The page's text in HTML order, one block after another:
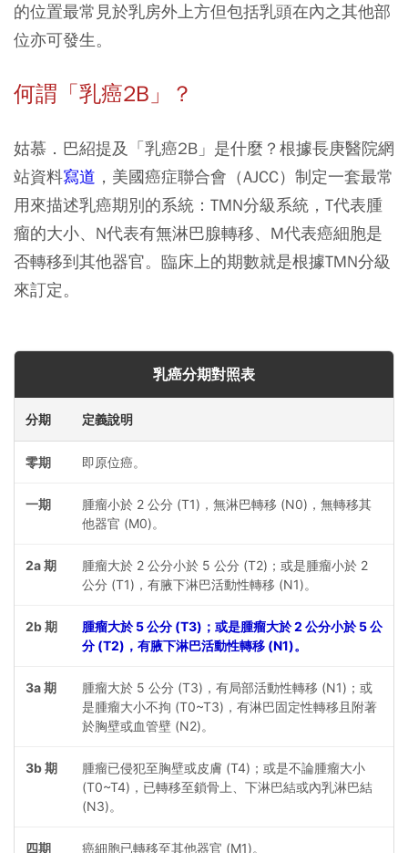
的位置最常見於乳房外上方但包括乳頭在內之其他部
位亦可發生。
何謂「乳癌2B」？
姑慕．巴紹提及「乳癌2B」是什麼？根據長庚醫院網
站資料寫道 ，美國癌症聯合會（AJCC）制定一套最常
用來描述乳癌期別的系統： TMN分級系統，T代表腫
瘤的大小、N代表有無淋巴腺轉移、M代表癌細胞是
否轉移到其他器官。臨床上的期數就是根據TMN分級
來訂定。
乳癌分期對照表
分期 定義說明
零期 即原位癌。
一期
腫瘤小於 2 公分 (T1)，無淋巴轉移 (N0)，無轉移其
他器官 (M0)。
2a 期
腫瘤大於 2 公分小於 5 公分 (T2)；或是腫瘤小於 2
公分 (T1)，有腋下淋巴活動性轉移 (N1)。
2b 期
腫瘤大於 5 公分 (T3)；或是腫瘤大於 2 公分小於 5 公
分 (T2)，有腋下淋巴活動性轉移 (N1)。
3a 期
腫瘤大於 5 公分 (T3)，有局部活動性轉移 (N1)；或
是腫瘤大小不拘 (T0~T3)，有淋巴固定性轉移且附著
於胸壁或血管壁 (N2)。
3b 期
腫瘤已侵犯至胸壁或皮膚 (T4)；或是不論腫瘤大小
(T0~T4)，已轉移至鎖骨上、下淋巴結或內乳淋巴結
(N3)。
四期 癌細胞已轉移至其他器官 (M1)。